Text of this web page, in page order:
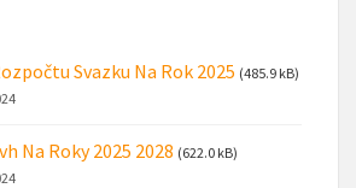
Svazku Na Rok 2025 (485.9 kB)
Na Roky 2025 2028 (622.0 kB)